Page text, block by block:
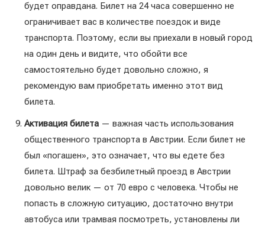
будет оправдана. Билет на 24 часа совершенно не
ограничивает вас в количестве поездок и виде
транспорта. Поэтому, если вы приехали в новый город
на один день и видите, что обойти все
самостоятельно будет довольно сложно, я
рекомендую вам приобретать именно этот вид
билета.
Активация билета — важная часть использования
общественного транспорта в Австрии. Если билет не
был «погашен», это означает, что вы едете без
билета. Штраф за безбилетный проезд в Австрии
довольно велик — от 70 евро с человека. Чтобы не
попасть в сложную ситуацию, достаточно внутри
автобуса или трамвая посмотреть, установлены ли